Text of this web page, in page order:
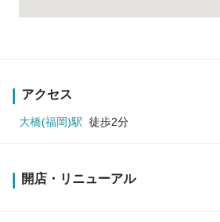
アクセス
大橋(福岡)駅 徒歩2分
開店・リニューアル